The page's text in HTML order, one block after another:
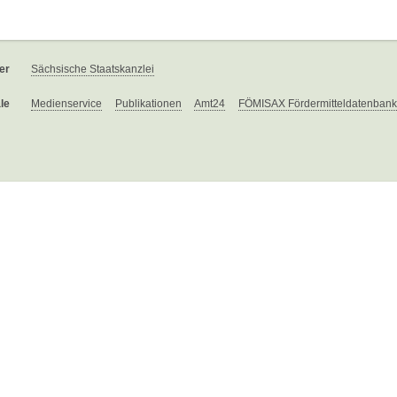
Sächsische Staatskanzlei
Medienservice Publikationen Amt24 FÖMISAX Fördermitteldatenbank